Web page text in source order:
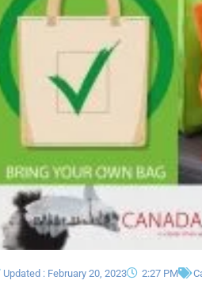
Updated : February 20, 2023 2:27 PM